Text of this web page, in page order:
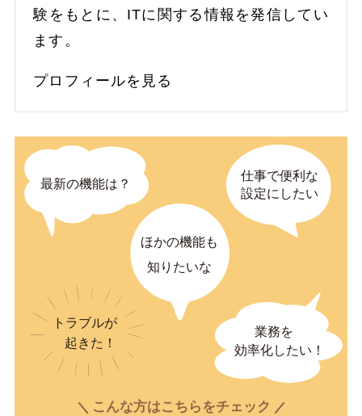
験をもとに、ITに関する情報を発信してい
ます。
プロフィールを見る
こんな方はこちらをチェック